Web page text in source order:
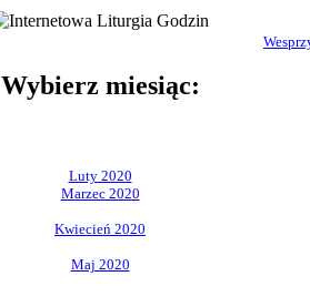
Wybierz miesiąc:
Luty 2020
Marzec 2020
Kwiecień 2020
Maj 2020